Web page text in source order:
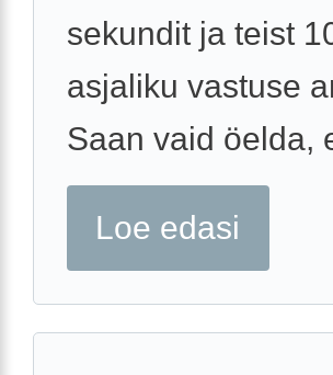
sekundit ja teist
asjaliku vastuse
Saan vaid öelda,
Loe edasi